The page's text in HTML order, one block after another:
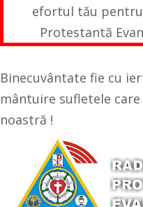
efortul tău
Protestantă
Binecuvântate fie cu
mântuire sufletele
noastră !